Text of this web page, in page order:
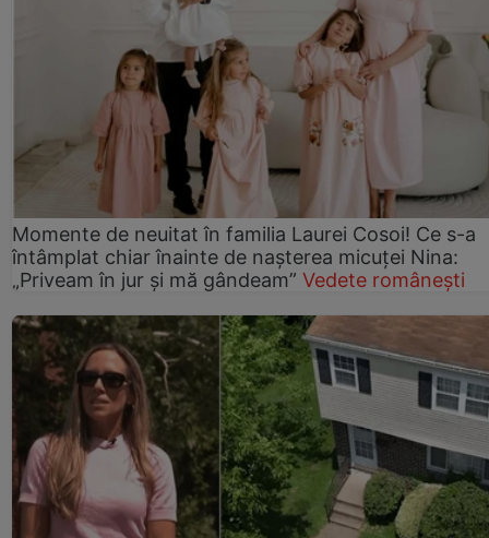
Momente de neuitat în familia Laurei Cosoi! Ce s-a
întâmplat chiar înainte de nașterea micuței Nina:
„Priveam în jur și mă gândeam” Vedete românești